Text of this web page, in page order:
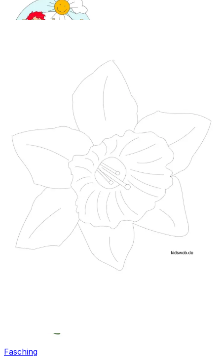
Mandala für Kinder
Ostern
Fasching